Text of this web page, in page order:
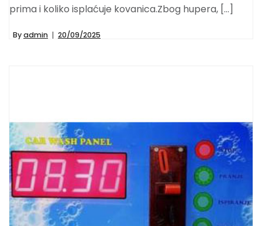
prima i koliko isplaćuje kovanica.Zbog hupera, […]
Byadmin 20/09/2025